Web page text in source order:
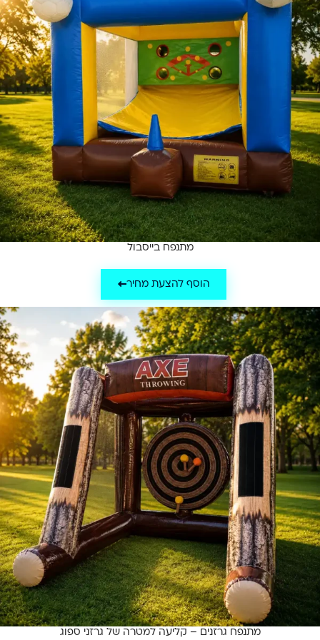
מתנפח בייסבול
הוסף להצעת מחיר
מתנפח גרזנים – קליעה למטרה של גרזני ספוג